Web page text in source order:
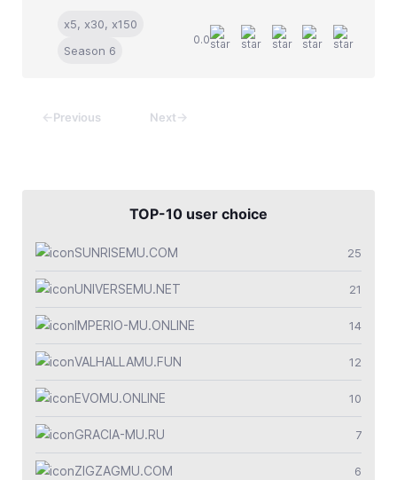
x5, x30, x150
Season 6
0.0
←Previous Next→
TOP-10 user choice
SUNRISEMU.COM 25
UNIVERSEMU.NET 21
IMPERIO-MU.ONLINE 14
VALHALLAMU.FUN 12
EVOMU.ONLINE 10
GRACIA-MU.RU 7
ZIGZAGMU.COM 6